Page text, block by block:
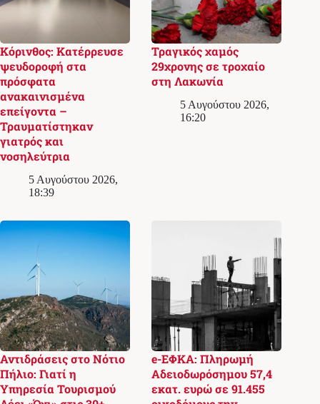
Κόρινθος: Κατέρρευσε
ψευδοροφή στα
πρόσφατα
ανακαινισμένα
επείγοντα –
Τραυματίστηκαν
γιατρός και
νοσηλεύτρια
5 Αυγούστου 2026,
18:39
Τραγικός χαμός
29χρονης σε τροχαίο
στη Λακωνία
5 Αυγούστου 2026,
16:20
Αντιδράσεις στο Νότιο
Πήλιο: Γιατί η
Υπηρεσία Τουρισμού
e-ΕΦΚΑ: Πληρωμή
Αδειοδωρόσημου 57,4
εκατ. ευρώ σε 91.455